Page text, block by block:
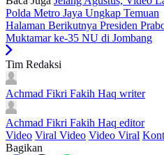
Polda Metro Jaya Ungkap Temuan
Halaman Berikutnya Presiden
Muktamar ke-35 NU di Jombang
Tim Redaksi
Achmad Fikri Fakih Haq writer
Achmad Fikri Fakih Haq editor
Video Viral Video Video Viral
Bagikan